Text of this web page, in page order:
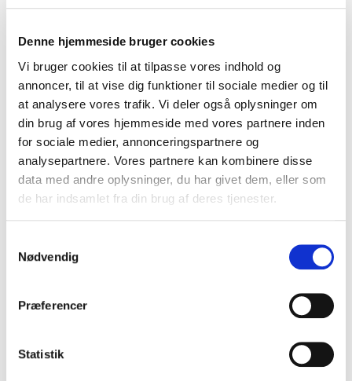
Denne hjemmeside bruger cookies
Vi bruger cookies til at tilpasse vores indhold og
annoncer, til at vise dig funktioner til sociale medier og til
at analysere vores trafik. Vi deler også oplysninger om
din brug af vores hjemmeside med vores partnere inden
for sociale medier, annonceringspartnere og
analysepartnere. Vores partnere kan kombinere disse
data med andre oplysninger, du har givet dem, eller som
de har indsamlet fra din brug af deres tjenester.
Nødvendig
Præferencer
Statistik
Hvilke emner dækker vores
foredrag om glæde?
Vores foredrag om glæde kan tage mange former: fra
humoristiske og underholdende fortællinger til dybt
personlige foredrag om modgang, mening og livskraft.
Herunder finder I centrale vinkler, der kan tilpasses
jeres publikum og formål.
Humor kan åbne mennesker, skabe fællesskab og
give fornyet energi i en travl hverdag. Et foredrag
underholdning og rørende anekdoter fra et langt liv
foredrag, som både løfter stemningen og efterlader
publikum med varme, eftertanke og smil.